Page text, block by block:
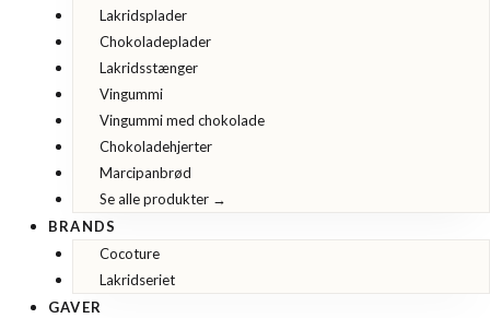
Lakridsplader
Chokoladeplader
Lakridsstænger
Vingummi
Vingummi med chokolade
Chokoladehjerter
Marcipanbrød
Se alle produkter →
BRANDS
Cocoture
Lakridseriet
GAVER